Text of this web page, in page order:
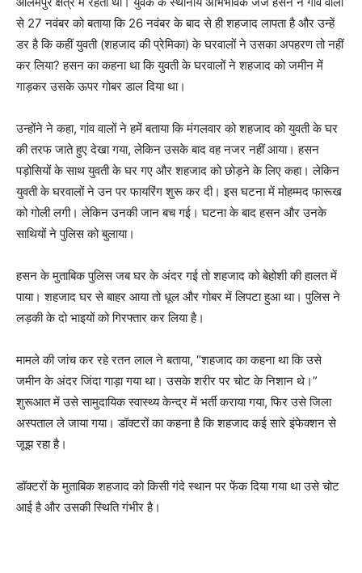
से 27 नवंबर को बताया कि 26 नवंबर के बाद से ही शहजाद लापता है और उन्हें
डर है कि कहीं युवती (शहजाद की प्रेमिका) के घरवालों ने उसका अपहरण तो नहीं
कर लिया? हसन का कहना था कि युवती के घरवालों ने शहजाद को जमीन में
गाड़कर उसके ऊपर गोबर डाल दिया था।
उन्होंने ने कहा, गांव वालों ने हमें बताया कि मंगलवार को शहजाद को युवती के घर
की तरफ जाते हुए देखा गया, लेकिन उसके बाद वह नजर नहीं आया। हसन
पड़ोसियों के साथ युवती के घर गए और शहजाद को छोड़ने के लिए कहा। लेकिन
युवती के घरवालों ने उन पर फायरिंग शुरू कर दी। इस घटना में मोहम्मद फारूख
को गोली लगी। लेकिन उनकी जान बच गई। घटना के बाद हसन और उनके
साथियों ने पुलिस को बुलाया।
हसन के मुताबिक पुलिस जब घर के अंदर गई तो शहजाद को बेहोशी की हालत में
पाया। शहजाद घर से बाहर आया तो धूल और गोबर में लिपटा हुआ था। पुलिस ने
लड़की के दो भाइयों को गिरफ्तार कर लिया है।
मामले की जांच कर रहे रतन लाल ने बताया, “शहजाद का कहना था कि उसे
जमीन के अंदर जिंदा गाड़ा गया था। उसके शरीर पर चोट के निशान थे।”
शुरूआत में उसे सामुदायिक स्वास्थ्य केन्द्र में भर्ती कराया गया, फिर उसे जिला
अस्पताल ले जाया गया। डॉक्टरों का कहना है कि शहजाद कई सारे इंफेक्शन से
जूझ रहा है।
डॉक्टरों के मुताबिक शहजाद को किसी गंदे स्थान पर फेंक दिया गया था उसे चोट
आई है और उसकी स्थिति गंभीर है।